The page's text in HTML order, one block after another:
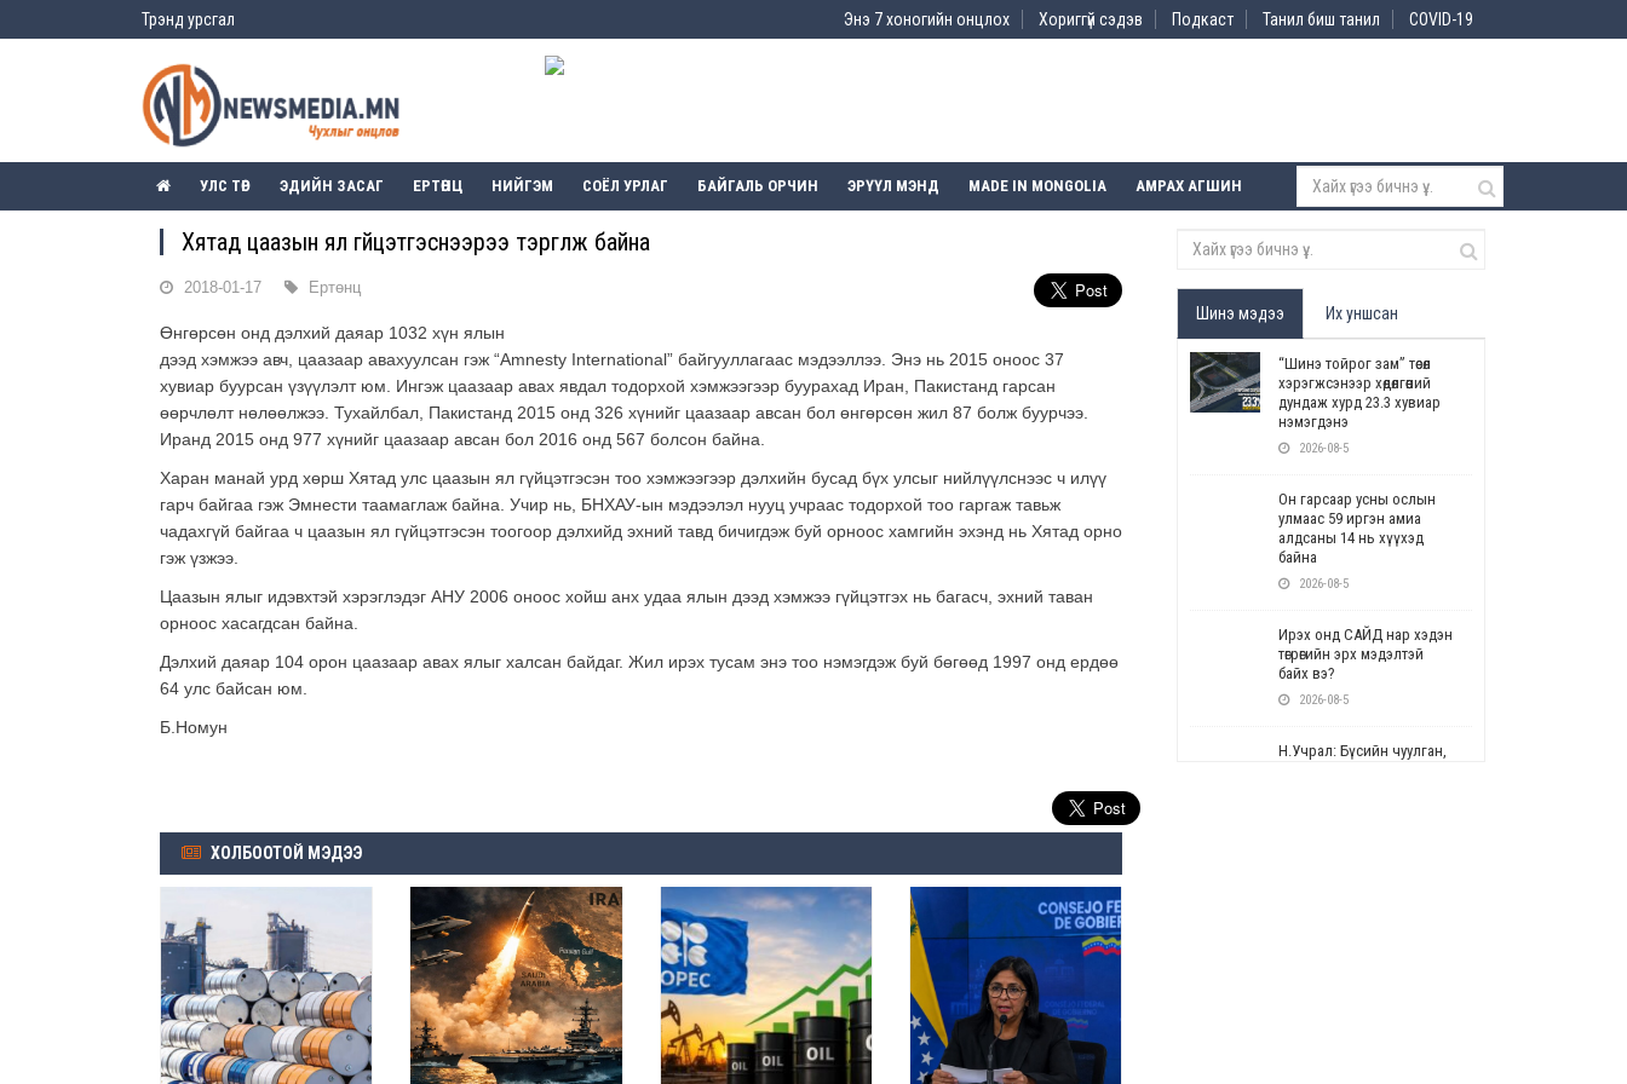
Трэнд урсгал Энэ 7 хоногийн онцлох Хориггүй сэдэв Подкаст Танил биш танил COVID-19
УЛС ТӨР ЭДИЙН ЗАСАГ ЕРТӨНЦ НИЙГЭМ СОЁЛ УРЛАГ БАЙГАЛЬ ОРЧИН ЭРҮҮЛ МЭНД MADE IN MONGOLIA АМРАХ АГШИН
Хятад цаазын ял гүйцэтгэснээрээ тэргүүлж байна
2018-01-17 Ертөнц
Өнгөрсөн онд дэлхий даяар 1032 хүн ялын
дээд хэмжээ авч, цаазаар авахуулсан гэж “Amnesty International” байгууллагаас мэдээллээ. Энэ нь 2015 оноос 37
хувиар буурсан үзүүлэлт юм. Ингэж цаазаар авах явдал тодорхой хэмжээгээр буурахад Иран, Пакистанд гарсан
өөрчлөлт нөлөөлжээ. Тухайлбал, Пакистанд 2015 онд 326 хүнийг цаазаар авсан бол өнгөрсөн жил 87 болж буурчээ.
Иранд 2015 онд 977 хүнийг цаазаар авсан бол 2016 онд 567 болсон байна.
Харан манай урд хөрш Хятад улс цаазын ял гүйцэтгэсэн тоо хэмжээгээр дэлхийн бусад бүх улсыг нийлүүлснээс ч илүү
гарч байгаа гэж Эмнести таамаглаж байна. Учир нь, БНХАУ-ын мэдээлэл нууц учраас тодорхой тоо гаргаж тавьж
чадахгүй байгаа ч цаазын ял гүйцэтгэсэн тоогоор дэлхийд эхний тавд бичигдэж буй орноос хамгийн эхэнд нь Хятад орно
гэж үзжээ.
Цаазын ялыг идэвхтэй хэрэглэдэг АНУ 2006 оноос хойш анх удаа ялын дээд хэмжээ гүйцэтгэх нь багасч, эхний таван
орноос хасагдсан байна.
Дэлхий даяар 104 орон цаазаар авах ялыг халсан байдаг. Жил ирэх тусам энэ тоо нэмэгдэж буй бөгөөд 1997 онд ердөө
64 улс байсан юм.
Б.Номун
ХОЛБООТОЙ МЭДЭЭ
Шинэ мэдээ Их уншсан
“Шинэ тойрог зам” төсөл
хэрэгжсэнээр хөдөлгөөний
дундаж хурд 23.3 хувиар
нэмэгдэнэ
2026-08-5
Он гарсаар усны ослын
улмаас 59 иргэн амиа
алдсаны 14 нь хүүхэд
байна
2026-08-5
Ирэх онд САЙД нар хэдэн
төгрөгийн эрх мэдэлтэй
байх вэ?
2026-08-5
Н.Учрал: Бүсийн чуулган,